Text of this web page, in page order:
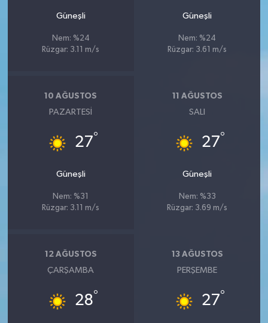
Güneşli
Nem: %24
Rüzgar: 3.11 m/s
Güneşli
Nem: %24
Rüzgar: 3.61 m/s
10 AĞUSTOS
PAZARTESI
27°
Güneşli
Nem: %31
Rüzgar: 3.11 m/s
11 AĞUSTOS
SALI
27°
Güneşli
Nem: %33
Rüzgar: 3.69 m/s
12 AĞUSTOS
ÇARŞAMBA
28°
13 AĞUSTOS
PERŞEMBE
27°